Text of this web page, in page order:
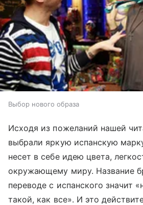
Выбор нового образа
Исходя из пожеланий нашей
выбрали яркую испанскую
несет в себе идею цвета,
окружающему миру. Название
переводе с испанского значит
такой, как все». И это